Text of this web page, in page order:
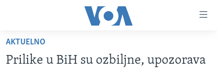
glavni
sadržaj
TV PROGRAM
AKTUELNO
Prilike u BiH su ozbiljne, upozorava